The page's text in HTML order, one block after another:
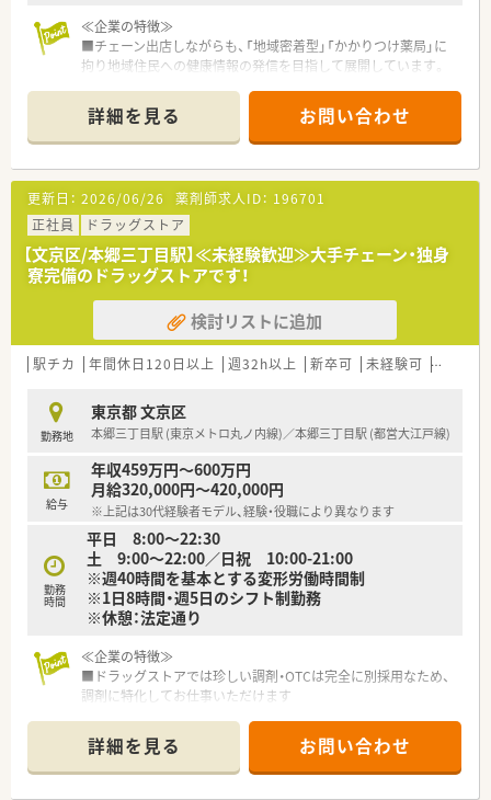
ながら、時短勤務などの制度をフル活用して働く薬剤師が多数い
ます。
■接客が好きで、患者様からの些細な相談にも笑顔で対応でき
い環境です。
≪企業の特徴≫
■チェーン出店しながらも、「地域密着型」「かかりつけ薬局」に
拘り地域住民への健康情報の発信を目指して展開しています。
店の場合は薬剤師は調剤のみに従事しています。
■社内外に関わらず多くの研修を行っており高い向上心を持っ
た社員が多く在籍しています。
■調剤、OTC完全分業制 調剤業務、OTC業務に集中してご勤務
いただけます。
■東証プライム上場グループで経営安心♪
■東京を中心に店舗展開、異動は相談ベースです。転居を伴う異
動はございませんのでご自宅近くで勤務したい方におすすめで
す！
≪こんな薬局です≫
■根津駅より徒歩5分！
駅からも近くアクセスの良好な薬局です♪
■日祝お休みの店舗です！
す♪
≪こんな方にオススメです≫
■福利厚生充実の大手でご勤務されたい方
■地域医療に貢献したい方
■OTC業務未経験で、今後経験を積まれたい方
詳細を見る お問い合わせ
更新日： 2026/06/26 薬剤師求人ID： 196701
正社員
ドラッグストア
【文京区/本郷三丁目駅】≪未経験歓迎≫大手チェーン・独身
寮完備のドラッグストアです！
検討リストに追加
駅チカ 年間休日120日以上 週32h以上 新卒可 未経験可 高給与
勤務地
東京都 文京区
本郷三丁目駅 (東京メトロ丸ノ内線)／本郷三丁目駅 (都営大江戸線)
給与
年収459万円～600万円
月給320,000円～420,000円
※上記は30代経験者モデル、経験・役職により異なります
勤務
時間
平日 8:00～22:30
土 9:00～22:00／日祝 10:00-21:00
※週40時間を基本とする変形労働時間制
※1日8時間・週5日のシフト制勤務
※休憩：法定通り
≪企業の特徴≫
■ドラッグストアでは珍しい調剤・OTCは完全に別採用なため、
調剤に特化してお仕事いただけます
配置
■店舗展開が近隣に多い為、転居無の異動で多くの科目の勉強も
出来ます（異動範囲：自宅より1時間圏内）
■契約社員であれば、店舗指定・時間指定・曜日指定ができます
詳細を見る お問い合わせ